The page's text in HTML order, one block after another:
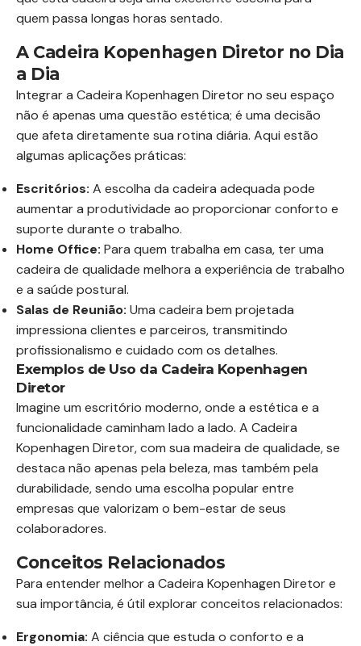
quem passa longas horas sentado.
A Cadeira Kopenhagen Diretor no Dia
a Dia
Integrar a Cadeira Kopenhagen Diretor no seu espaço
não é apenas uma questão estética; é uma decisão
que afeta diretamente sua rotina diária. Aqui estão
algumas aplicações práticas:
Escritórios: A escolha da cadeira adequada pode
aumentar a produtividade ao proporcionar conforto e
suporte durante o trabalho.
Home Office: Para quem trabalha em casa, ter uma
cadeira de qualidade melhora a experiência de trabalho
e a saúde postural.
Salas de Reunião: Uma cadeira bem projetada
impressiona clientes e parceiros, transmitindo
profissionalismo e cuidado com os detalhes.
Exemplos de Uso da Cadeira Kopenhagen
Diretor
Imagine um escritório moderno, onde a estética e a
funcionalidade caminham lado a lado. A Cadeira
Kopenhagen Diretor, com sua madeira de qualidade, se
destaca não apenas pela beleza, mas também pela
durabilidade, sendo uma escolha popular entre
empresas que valorizam o bem-estar de seus
colaboradores.
Conceitos Relacionados
Para entender melhor a Cadeira Kopenhagen Diretor e
sua importância, é útil explorar conceitos relacionados:
Ergonomia: A ciência que estuda o conforto e a